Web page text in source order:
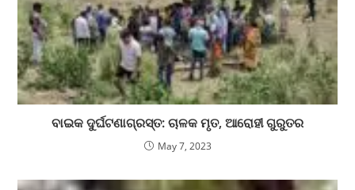
ବାଇକ ଦୁର୍ଘଟଣାଗ୍ରସ୍ତ: ଚାଳକ ମୃତ, ଆରୋହୀ ଗୁରୁତର
May 7, 2023